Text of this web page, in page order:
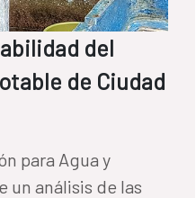
del
de Ciudad
para Agua y
un análisis de las